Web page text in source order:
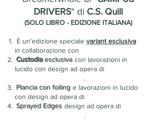
DRIVERS" di C.S. Quill
(SOLO LIBRO - EDIZIONE ITALIANA)
È un'edizione speciale variant esclusiva
in collaborazione con
Custodiaesclusiva con lavorazioni in
lucido con design ad opera di
.
Plancia con foiling e lavorazioni in lucido
con design ad opera di
Sprayed Edges design ad opera di
.